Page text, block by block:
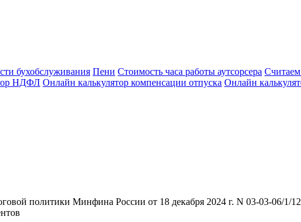
бухобслуживания Пени Стоимость часа работы аутсорсера
НДФЛ Онлайн калькулятор компенсации отпуска Онлайн
политики Минфина России от 18 декабря 2024 г. N 03-03-06/